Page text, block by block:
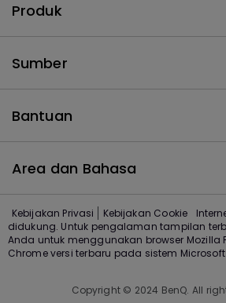
Produk
Sumber
Bantuan
Area dan Bahasa
Kebijakan Privasi Kebijakan Cookie
didukung. Untuk pengalaman tampilan
Anda untuk menggunakan browser Mozilla
Chrome versi terbaru pada sistem
Copyright © 2024 BenQ. All